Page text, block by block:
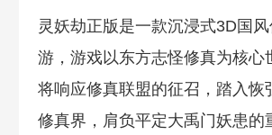
灵妖劫正版是一款沉浸式3D国
游，游戏以东方志怪修真为核心
将响应修真联盟的征召，踏入恢
修真界，肩负平定大禹门妖患的